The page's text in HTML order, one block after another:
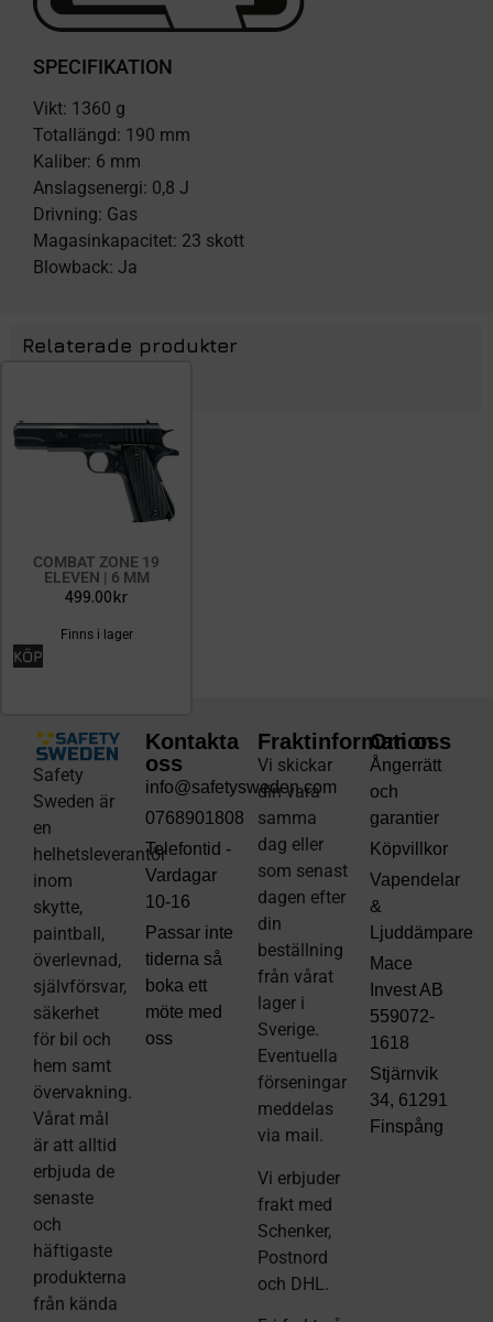
SPECIFIKATION
Vikt: 1360 g
Totallängd: 190 mm
Kaliber: 6 mm
Anslagsenergi: 0,8 J
Drivning: Gas
Magasinkapacitet: 23 skott
Blowback: Ja
Relaterade produkter
COMBAT ZONE 19
ELEVEN | 6 MM
499.00kr
Finns i lager
KÖP
Safety
Sweden är
en
helhetsleverantör
inom
skytte,
paintball,
överlevnad,
självförsvar,
säkerhet
för bil och
hem samt
övervakning.
Vårat mål
är att alltid
erbjuda de
senaste
och
häftigaste
produkterna
från kända
Kontakta
oss
info@safetysweden.com
0768901808
Telefontid -
Vardagar
10-16
Passar inte
tiderna så
boka ett
möte med
oss
Fraktinformation
Vi skickar
din vara
samma
dag eller
som senast
dagen efter
din
beställning
från vårat
lager i
Sverige.
Eventuella
förseningar
meddelas
via mail .
Vi erbjuder
frakt med
Schenker,
Postnord
och DHL.
Om oss
Ångerrätt
och
garantier
Köpvillkor
Vapendelar
&
Ljuddämpare
Mace
Invest AB
559072-
1618
Stjärnvik
34, 61291
Finspång